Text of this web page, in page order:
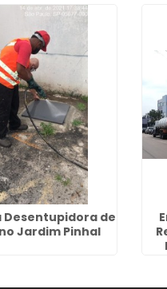
Desentupidora de
Jardim Pinhal